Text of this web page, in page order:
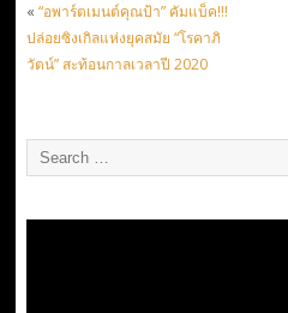
« “อพาร์ตเมนต์คุณป้า” คัมแบ็ค!!!
ปล่อยซิงเกิลแห่งยุคสมัย “โรคาภิ
วัตน์” สะท้อนกาลเวลาปี 2020